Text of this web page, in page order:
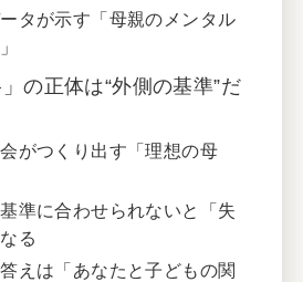
タが示す「母親のメンタル
」の正体は“外側の基準”だ
がつくり出す「理想の母
準に合わせられないと「失
る
えは「あなたと子どもの関